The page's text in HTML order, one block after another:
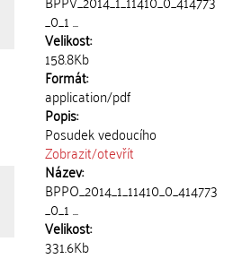
_0_1 ...
Velikost:
158.8Kb
Formát:
application/pdf
Popis:
Posudek vedoucího
Zobrazit/otevřít
Název:
BPPO_2014_1_11410_0_414773
_0_1 ...
Velikost:
331.6Kb